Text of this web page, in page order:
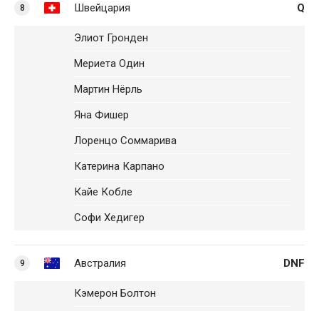
8 Швейцария Q
Элиот Гронден
Мериета Один
Мартин Нёрль
Яна Фишер
Лоренцо Соммарива
Катерина Карпано
Кайе Кобле
Софи Хедигер
9 Австралия DNF
Кэмерон Болтон